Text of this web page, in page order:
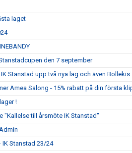
laget
den 7 september
Stanstad upp två nya lag och även Bollekis
Amea Salong - 15% rabatt på din första
!
"Kallelse till årsmöte IK Stanstad"
IK Stanstad 23/24